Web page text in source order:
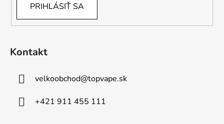
PRIHLÁSIŤ SA
Kontakt
velkoobchod@topvape.sk
+421 911 455 111